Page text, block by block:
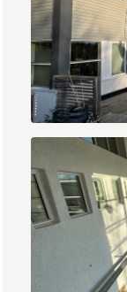
IMG_2022.jpg